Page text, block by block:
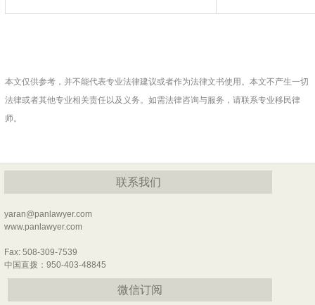
本文仅供参考，并不能代表专业法律建议或者作为法律文书使用。本文不产生一切
法律或者其他专业相关责任以及义务。如需法律咨询与服务，请联系专业移民律
师。
联系我们
yaran@panlawyer.com
www.panlawyer.com
Fax: 508-309-7539
中国直拨：950-403-48845
微信订阅